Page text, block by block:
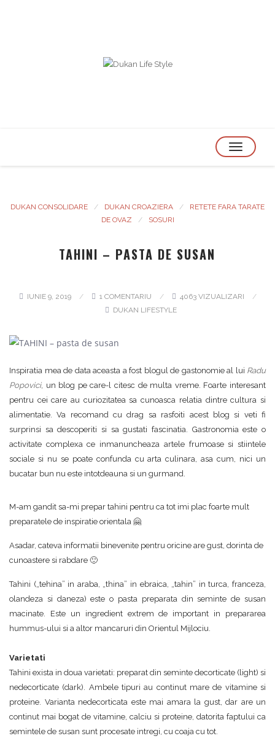
TOGGLE
DUKAN CONSOLIDARE DUKAN CROAZIERA
RETETE FARA TARATE
DE OVAZ
SOSURI
TAHINI – PASTA DE SUSAN
IUNIE 9, 2019 1 COMENTARIU
4063 VIZUALIZARI
DUKAN LIFESTYLE
Inspiratia mea de data aceasta a fost blogul de gastonomie al lui Radu
Popovici, un blog pe care-l citesc de multa vreme. Foarte interesant
pentru cei care au curiozitatea sa cunoasca relatia dintre cultura si
alimentatie. Va recomand cu drag sa rasfoiti acest blog si veti fi
surprinsi sa descoperiti si sa gustati fascinatia. Gastronomia este o
activitate complexa ce inmanuncheaza artele frumoase si stiintele
sociale si nu se poate confunda cu arta culinara, asa cum, nici un
bucatar bun nu este intotdeauna si un gurmand.
M-am gandit sa-mi prepar tahini pentru ca tot imi plac foarte mult
preparatele de inspiratie orientala 🤗
Asadar, cateva informatii binevenite pentru oricine are gust, dorinta de
cunoastere si rabdare 🙂
Tahini („tehina” in araba, „thina” in ebraica, „tahin” in turca, franceza,
olandeza si daneza) este o pasta preparata din seminte de susan
macinate. Este un ingredient extrem de important in prepararea
hummus-ului si a altor mancaruri din Orientul Mijlociu.
Varietati
Tahini exista in doua varietati: preparat din seminte decorticate (light) si
nedecorticate (dark). Ambele tipuri au continut mare de vitamine si
proteine. Varianta nedecorticata este mai amara la gust, dar are un
continut mai bogat de vitamine, calciu si proteine, datorita faptului ca
semintele de susan sunt procesate intregi, cu coaja cu tot.